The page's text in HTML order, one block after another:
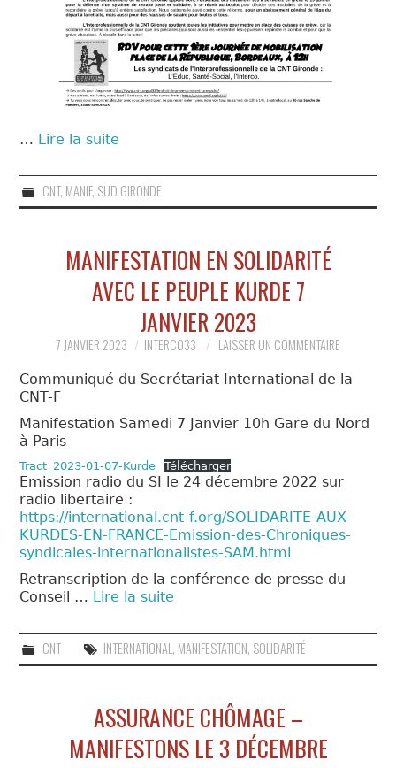
… Lire la suite
CNT, MANIF, SUD GIRONDE
MANIFESTATION EN SOLIDARITÉ
AVEC LE PEUPLE KURDE 7
JANVIER 2023
7 JANVIER 2023 INTERCO33 LAISSER UN COMMENTAIRE
Communiqué du Secrétariat International de la
CNT-F
Manifestation Samedi 7 Janvier 10h Gare du Nord
à Paris
Tract_2023-01-07-Kurde Télécharger
Emission radio du SI le 24 décembre 2022 sur
radio libertaire :
https://international.cnt-f.org/SOLIDARITE-AUX-
KURDES-EN-FRANCE-Emission-des-Chroniques-
syndicales-internationalistes-SAM.html
Retranscription de la conférence de presse du
Conseil … Lire la suite
CNT INTERNATIONAL, MANIFESTATION, SOLIDARITÉ
ASSURANCE CHÔMAGE –
MANIFESTONS LE 3 DÉCEMBRE